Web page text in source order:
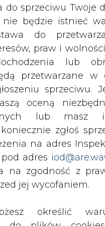
oceną
lub masz
zgłoś
na adres
pod adres
na zgodność z
jej wycofaniem.
określić
do plików
technologii
przycisk
COP 24, czyli
konferencji
konferencji
która
przy utrzymaniu
gdzie odpowiadał
oraz realizację
Europejskiej, w
akcesyjnych z